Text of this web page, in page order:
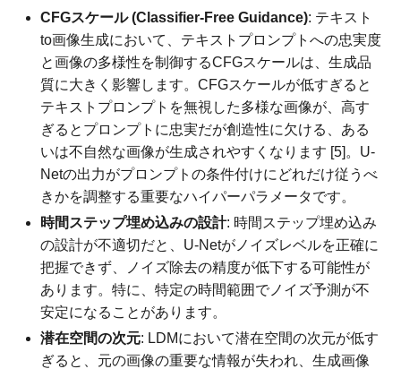
CFGスケール (Classifier-Free Guidance): テキスト
to画像生成において、テキストプロンプトへの忠実度
と画像の多様性を制御するCFGスケールは、生成品
質に大きく影響します。CFGスケールが低すぎると
テキストプロンプトを無視した多様な画像が、高す
ぎるとプロンプトに忠実だが創造性に欠ける、ある
いは不自然な画像が生成されやすくなります [5]。U-
Netの出力がプロンプトの条件付けにどれだけ従うべ
きかを調整する重要なハイパーパラメータです。
時間ステップ埋め込みの設計: 時間ステップ埋め込み
の設計が不適切だと、U-Netがノイズレベルを正確に
把握できず、ノイズ除去の精度が低下する可能性が
あります。特に、特定の時間範囲でノイズ予測が不
安定になることがあります。
潜在空間の次元: LDMにおいて潜在空間の次元が低す
ぎると、元の画像の重要な情報が失われ、生成画像